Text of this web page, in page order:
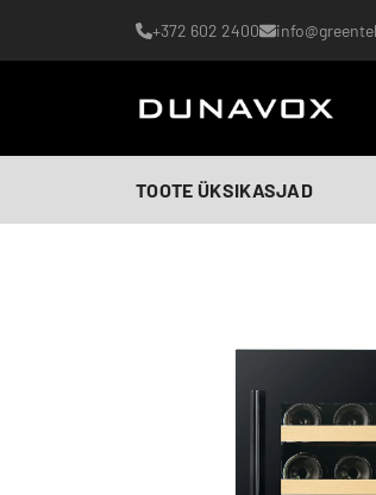
+372 602 2400
TOOTE ÜKSIKASJAD